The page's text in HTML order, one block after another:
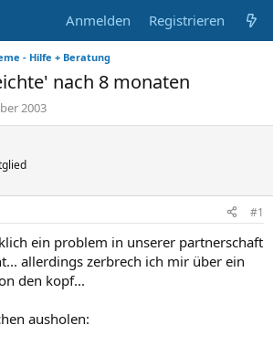
Anmelden Registrieren
- Hilfe + Beratung
nach 8 monaten
2003
#1
ein problem in unserer partnerschaft
allerdings zerbrech ich mir über ein
den kopf...
ausholen: